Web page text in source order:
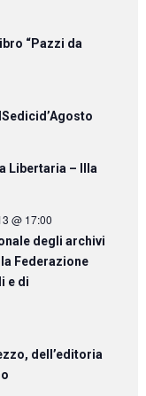
“Pazzi da
Libertaria – IIIa
@ 17:00
degli archivi
Federazione
e di
dell’editoria